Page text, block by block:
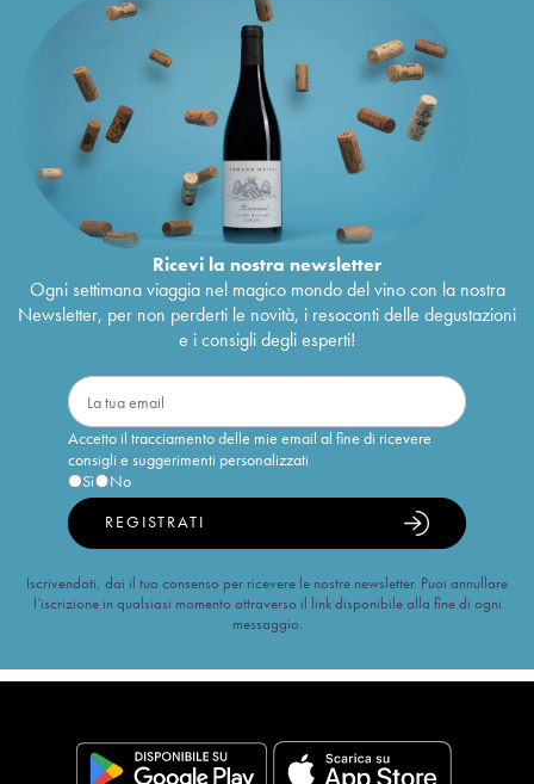
Ricevi la nostra newsletter
Ogni settimana viaggia nel magico mondo del vino con la nostra
Newsletter, per non perderti le novità, i resoconti delle degustazioni
e i consigli degli esperti!
Accetto il tracciamento delle mie email al fine di ricevere
consigli e suggerimenti personalizzati
Sì
No
REGISTRATI
Iscrivendoti, dai il tuo consenso per ricevere le nostre newsletter. Puoi annullare
l’iscrizione in qualsiasi momento attraverso il link disponibile alla fine di ogni
messaggio.